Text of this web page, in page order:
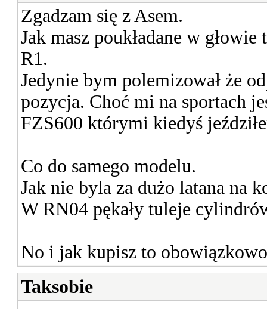
Zgadzam się z Asem.
Jak masz poukładane w
R1.
Jedynie bym polemizował że
pozycja. Choć mi na sportach
FZS600 którymi kiedyś
Co do samego modelu.
Jak nie byla za dużo latana na
W RN04 pękały tuleje
No i jak kupisz to
Taksobie